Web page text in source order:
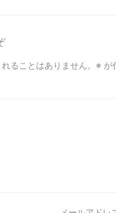
ることはありません。 ※ が